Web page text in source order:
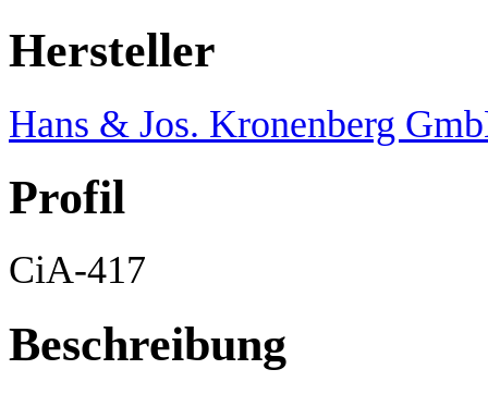
Hersteller
Hans & Jos. Kronenberg
Profil
CiA-417
Beschreibung